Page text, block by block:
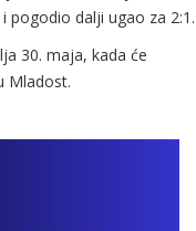
pogodio dalji ugao za 2:1.
30. maja, kada će
Mladost.